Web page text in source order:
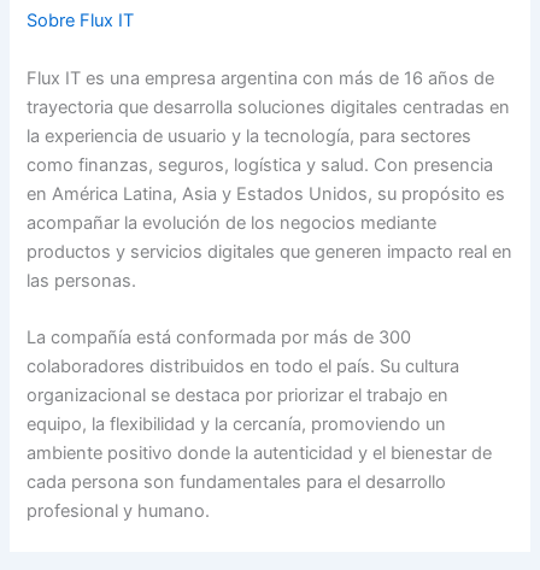
Sobre Flux IT
Flux IT es una empresa argentina con más de 16 años de
trayectoria que desarrolla soluciones digitales centradas en
la experiencia de usuario y la tecnología, para sectores
como finanzas, seguros, logística y salud. Con presencia
en América Latina, Asia y Estados Unidos, su propósito es
acompañar la evolución de los negocios mediante
productos y servicios digitales que generen impacto real en
las personas.
La compañía está conformada por más de 300
colaboradores distribuidos en todo el país. Su cultura
organizacional se destaca por priorizar el trabajo en
equipo, la flexibilidad y la cercanía, promoviendo un
ambiente positivo donde la autenticidad y el bienestar de
cada persona son fundamentales para el desarrollo
profesional y humano.